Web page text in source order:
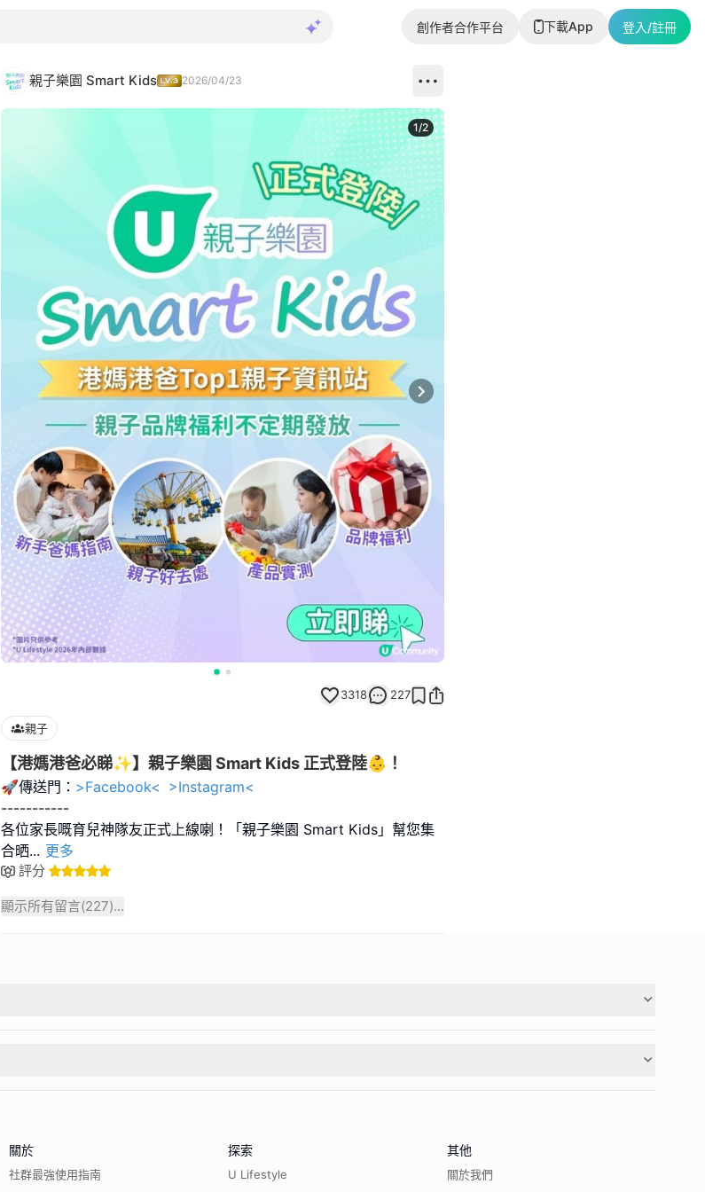
創作者合作平台 下載App 登入/註冊
親子樂園 Smart Kids 2026/04/23
Next slide
1/2
3318 227
親子
【港媽港爸必睇✨】親子樂園 Smart Kids 正式登陸👶！
🚀傳送門： >Facebook< >Instagram<
-----------
各位家長嘅育兒神隊友正式上線喇！「親子樂園 Smart Kids」幫您集
合晒... 更多
評分
顯示所有留言(227)...
關於
社群最強使用指南
探索
U Lifestyle
其他
關於我們